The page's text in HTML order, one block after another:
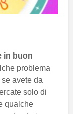
in buon
problema
avete da
solo di
qualche